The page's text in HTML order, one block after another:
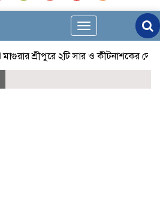
Toggle
navigation
শ্রীপুরে ২টি সার ও কীটনাশকের দোকানে